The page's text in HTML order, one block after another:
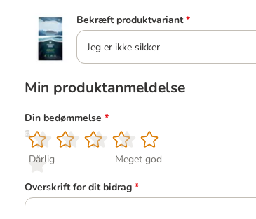
Bekræft produktvariant *
Jeg er ikke sikker
Min produktanmeldelse
Din bedømmelse *
1
Dårlig
2
3
4
5
Meget god
Overskrift for dit bidrag *